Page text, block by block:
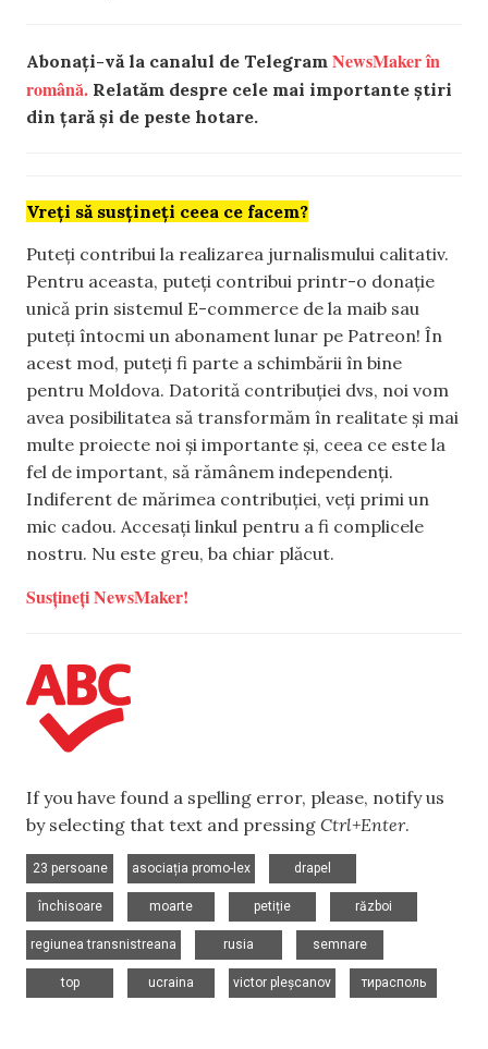
Abonați-vă la canalul de Telegram NewsMaker în
română. Relatăm despre cele mai importante știri
din țară și de peste hotare.
Vreți să susțineți ceea ce facem?
Puteți contribui la realizarea jurnalismului calitativ.
Pentru aceasta, puteți contribui printr-o donație
unică prin sistemul E-commerce de la maib sau
puteți întocmi un abonament lunar pe Patreon! În
acest mod, puteți fi parte a schimbării în bine
pentru Moldova. Datorită contribuției dvs, noi vom
avea posibilitatea să transformăm în realitate și mai
multe proiecte noi și importante și, ceea ce este la
fel de important, să rămânem independenți.
Indiferent de mărimea contribuției, veți primi un
mic cadou. Accesați linkul pentru a fi complicele
nostru. Nu este greu, ba chiar plăcut.
Susțineți NewsMaker!
If you have found a spelling error, please, notify us
by selecting that text and pressing Ctrl+Enter.
23 persoane
asociația promo-lex
drapel
închisoare
moarte
petiție
război
regiunea transnistreana
rusia
semnare
top
ucraina
victor pleșcanov
тирасполь